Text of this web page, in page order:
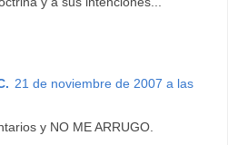
21 de noviembre de 2007 a las
y NO ME ARRUGO.